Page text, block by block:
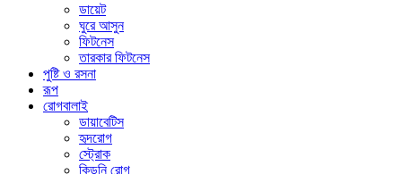
ডায়েট
ঘুরে আসুন
ফিটনেস
তারকার ফিটনেস
পুষ্টি ও রসনা
রূপ
রোগবালাই
ডায়াবেটিস
হৃদরোগ
স্ট্রোক
কিডনি রোগ